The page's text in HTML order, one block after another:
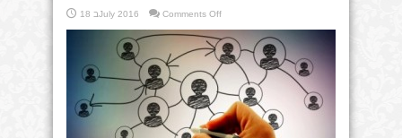
18 בJuly 2016 Comments Offon
לא
לבד
?